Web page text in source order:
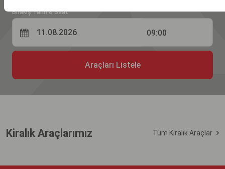
Bırakış Tarih & Saat
09:00
Araçları Listele
Kiralık Araçlarımız Tüm Kiralık Araçlar